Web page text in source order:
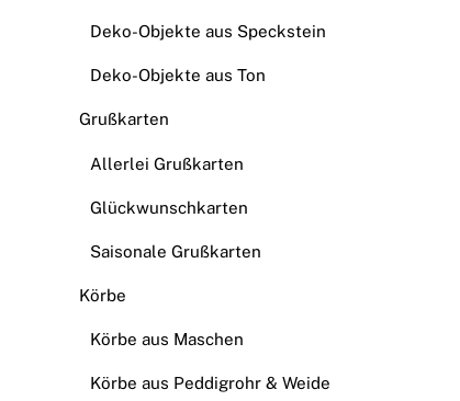
Deko-Objekte aus Speckstein
Deko-Objekte aus Ton
Grußkarten
Allerlei Grußkarten
Glückwunschkarten
Saisonale Grußkarten
Körbe
Körbe aus Maschen
Körbe aus Peddigrohr & Weide